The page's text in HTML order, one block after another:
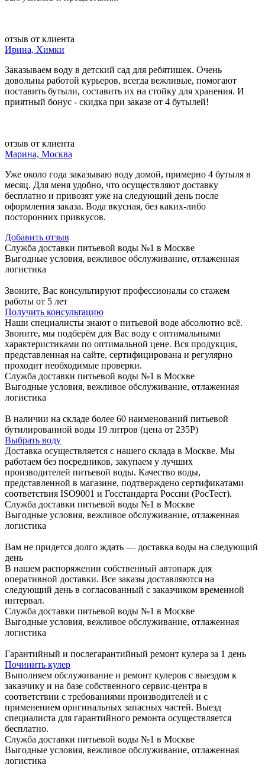
отзыв от клиента
Ирина, Химки
Заказываем воду в детский сад для ребятишек. Очень
довольны работой курьеров, всегда вежливые, помогают
поставить бутыли, составить их на стойку для хранения. И
приятный бонус - скидка при заказе от 4 бутылей!
отзыв от клиента
Марина, Москва
Уже около года заказываю воду домой, примерно 4 бутыля в
месяц. Для меня удобно, что осуществляют доставку
бесплатно и привозят уже на следующий день после
оформления заказа. Вода вкусная, без каких-либо
посторонних привкусов.
Добавить отзыв
Служба доставки питьевой воды №1 в Москве
Выгодные условия, вежливое обслуживание, отлаженная
логистика
Звоните, Вас консультируют профессионалы со стажем
работы от 5 лет
Получить консультацию
Наши специалисты знают о питьевой воде абсолютно всё.
Звоните, мы подберём для Вас воду с оптимальными
характеристиками по оптимальной цене. Вся продукция,
представленная на сайте, сертифицирована и регулярно
проходит необходимые проверки.
Служба доставки питьевой воды №1 в Москве
Выгодные условия, вежливое обслуживание, отлаженная
логистика
В наличии на складе более 60 наименований питьевой
бутилированной воды 19 литров (цена от 235Р)
Выбрать воду
Доставка осуществляется с нашего склада в Москве. Мы
работаем без посредников, закупаем у лучших
производителей питьевой воды. Качество воды,
представленной в магазине, подтверждено сертификатами
соответствия ISO9001 и Госстандарта России (РосТест).
Служба доставки питьевой воды №1 в Москве
Выгодные условия, вежливое обслуживание, отлаженная
логистика
Вам не придется долго ждать — доставка воды на следующий
день
В нашем распоряжении собственный автопарк для
оперативной доставки. Все заказы доставляются на
следующий день в согласованный с заказчиком временной
интервал.
Служба доставки питьевой воды №1 в Москве
Выгодные условия, вежливое обслуживание, отлаженная
логистика
Гарантийный и послегарантийный ремонт кулера за 1 день
Починить кулер
Выполняем обслуживание и ремонт кулеров с выездом к
заказчику и на базе собственного сервис-центра в
соответствии с требованиями производителей и с
применением оригинальных запасных частей. Выезд
специалиста для гарантийного ремонта осуществляется
бесплатно.
Служба доставки питьевой воды №1 в Москве
Выгодные условия, вежливое обслуживание, отлаженная
логистика